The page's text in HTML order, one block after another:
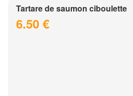
Tartare de saumon ciboulette
6.50 €